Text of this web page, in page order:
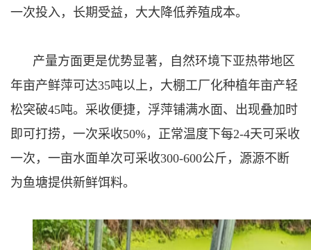
一次投入，长期受益，大大降低养殖成本。
产量方面更是优势显著，自然环境下亚热带地区
年亩产鲜萍可达35吨以上，大棚工厂化种植年亩产轻
松突破45吨。采收便捷，浮萍铺满水面、出现叠加时
即可打捞，一次采收50%，正常温度下每2-4天可采收
一次，一亩水面单次可采收300-600公斤，源源不断
为鱼塘提供新鲜饵料。